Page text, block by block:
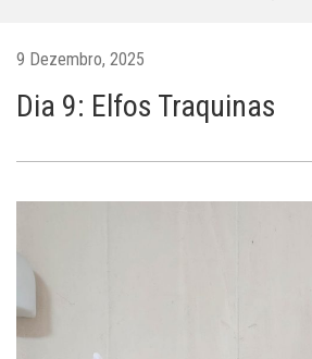
9 Dezembro, 2025
Dia 9: Elfos Traquinas